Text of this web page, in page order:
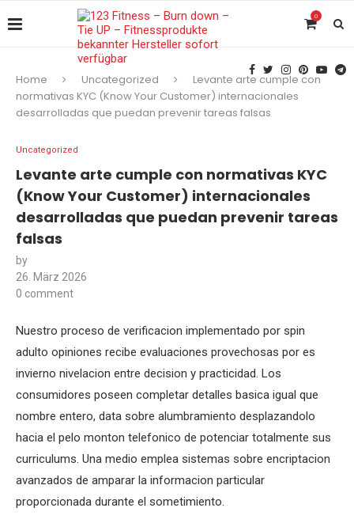
0
Home Uncategorized
Levante arte cumple con
normativas KYC (Know Your Customer) internacionales
desarrolladas que puedan prevenir tareas falsas
Uncategorized
Levante arte cumple con normativas KYC
(Know Your Customer) internacionales
desarrolladas que puedan prevenir tareas
falsas
by
26. März 2026
0 comment
Nuestro proceso de verificacion implementado por spin
adulto opiniones recibe evaluaciones provechosas por es
invierno nivelacion entre decision y practicidad. Los
consumidores poseen completar detalles basica igual que
nombre entero, data sobre alumbramiento desplazandolo
hacia el pelo monton telefonico de potenciar totalmente sus
curriculums. Una medio emplea sistemas sobre encriptacion
avanzados de amparar la informacion particular
proporcionada durante el sometimiento.